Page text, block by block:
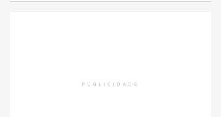
PUBLICIDADE